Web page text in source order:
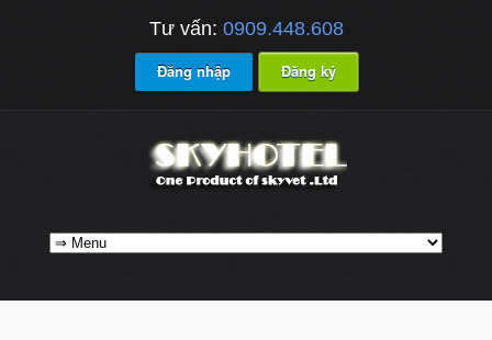
Tư vấn: 0909.448.608
Đăng nhập Đăng ký